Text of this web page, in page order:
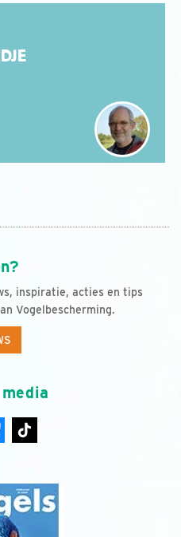
inspiratie, acties en tips
Vogelbescherming.